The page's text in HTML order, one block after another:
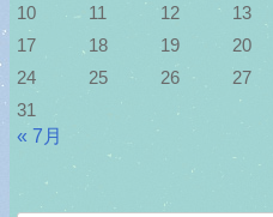
10
11 12 13
17
18 19 20
24
25 26 27
31
« 7月